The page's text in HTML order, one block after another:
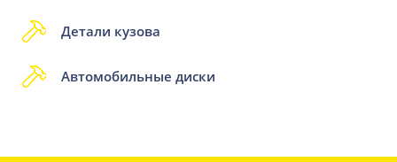
Детали кузова
Автомобильные диски